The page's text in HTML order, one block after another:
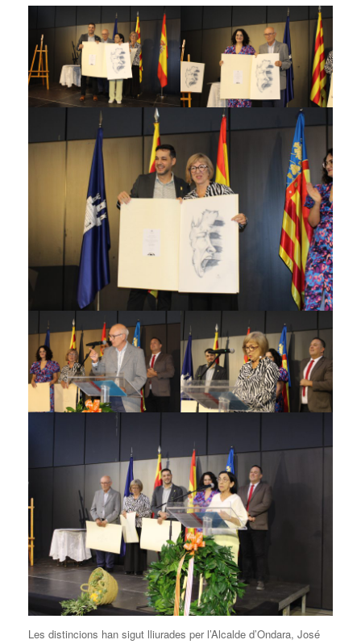
Les distincions han sigut lliurades per l’Alcalde d’Ondara, José